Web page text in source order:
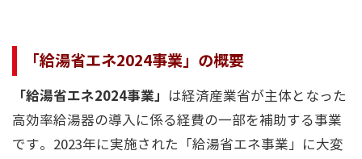
「給湯省エネ2024事業」の概要
「給湯省エネ2024事業」
は経済産業省が主体となった
高効率給湯器の導入に係る経費の一部を補助する事業
です。2023年に実施された「給湯省エネ事業」に大変